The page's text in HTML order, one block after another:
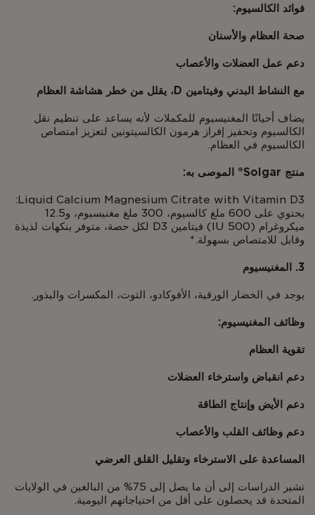
فوائد الكالسيوم:
صحة العظام والأسنان
دعم عمل العضلات والأعصاب
مع النشاط البدني وفيتامين D، يقلل من خطر هشاشة العظام
يضاف أحيانًا المغنيسيوم للمكملات لأنه يساعد على تنظيم نقل
الكالسيوم وتحفيز إفراز هرمون الكالسيتونين لتعزيز امتصاص
الكالسيوم في العظام.
منتج Solgar® الموصى به:
Liquid Calcium Magnesium Citrate with Vitamin D3:
يحتوي على 600 ملغ كالسيوم، 300 ملغ مغنيسيوم، و12.5
ميكروغرام (500 IU) فيتامين D3 لكل حصة، متوفر بنكهات لذيذة
وقابل للامتصاص بسهولة.*
3. المغنيسيوم
يوجد في الخضار الورقية، الأفوكادو، التوت، المكسرات والبذور.
وظائف المغنيسيوم:
تقوية العظام
دعم انقباض واسترخاء العضلات
دعم الأيض وإنتاج الطاقة
دعم وظائف القلب والأعصاب
المساعدة على الاسترخاء وتقليل القلق العرضي
تشير الدراسات إلى أن ما يصل إلى 75% من البالغين في الولايات
المتحدة قد يحصلون على أقل من احتياجاتهم اليومية.